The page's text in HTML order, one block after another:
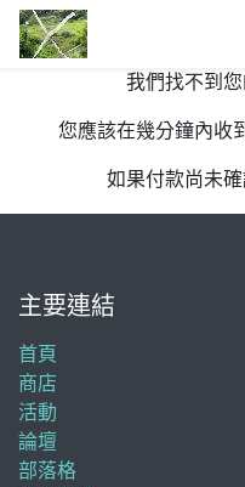
我們找不到
您應該在幾分鐘內收
如果付款尚未
主要連結
首頁
商店
活動
論壇
部落格